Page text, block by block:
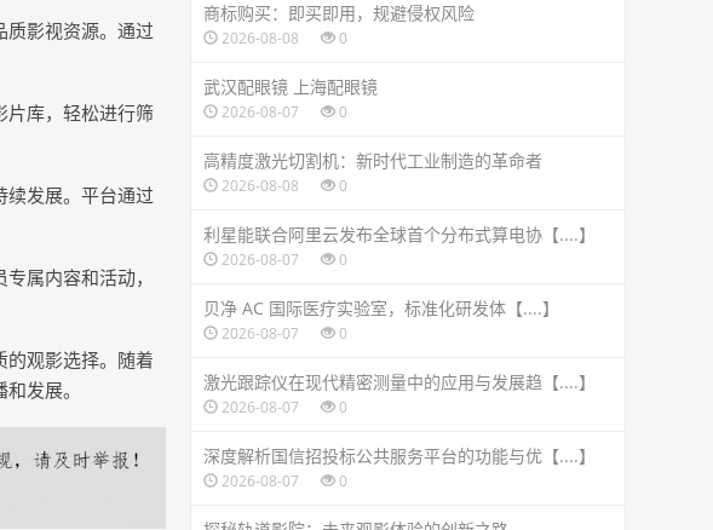
质影视资源。通过
片库，轻松进行筛
续发展。平台通过
属内容和活动，
的观影选择。随着
发展。
商标购买：即买即用，规避侵权风险
2026-08-08 0
武汉配眼镜 上海配眼镜
2026-08-07 0
高精度激光切割机：新时代工业制造的革命者
2026-08-08 0
利星能联合阿里云发布全球首个分布式算电协【....】
2026-08-07 0
贝净 AC 国际医疗实验室，标准化研发体【....】
2026-08-07 0
激光跟踪仪在现代精密测量中的应用与发展趋【....】
2026-08-07 0
深度解析国信招投标公共服务平台的功能与优【....】
2026-08-07 0